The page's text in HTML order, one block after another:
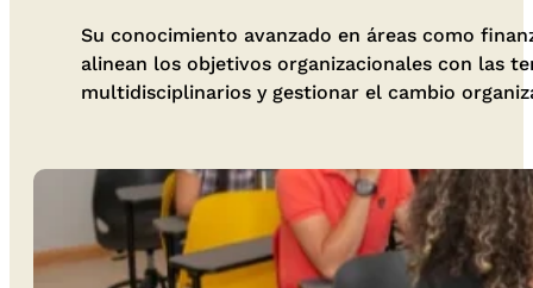
Su conocimiento avanzado en áreas como
alinean los objetivos organizacionales con las
multidisciplinarios y gestionar el cambio